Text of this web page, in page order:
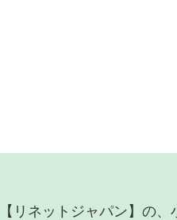
リネットジャパン】の